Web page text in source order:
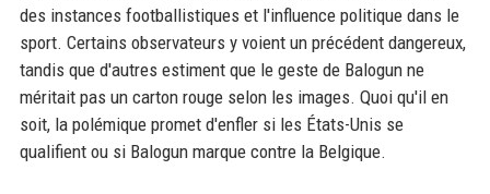
des instances footballistiques et l'influence politique dans le
sport. Certains observateurs y voient un précédent dangereux,
tandis que d'autres estiment que le geste de Balogun ne
méritait pas un carton rouge selon les images. Quoi qu'il en
soit, la polémique promet d'enfler si les États-Unis se
qualifient ou si Balogun marque contre la Belgique.